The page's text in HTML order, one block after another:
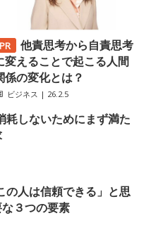
他責思考から自責思考
変えることで起こる人間
係の変化とは？
ビジネス | 26.2.5
耗しないためにまず満た
の人は信頼できる」と思
３つの要素